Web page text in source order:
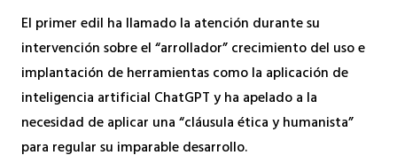
El primer edil ha llamado la atención durante su
intervención sobre el “arrollador” crecimiento del uso e
implantación de herramientas como la aplicación de
inteligencia artificial ChatGPT y ha apelado a la
necesidad de aplicar una “cláusula ética y humanista”
para regular su imparable desarrollo.